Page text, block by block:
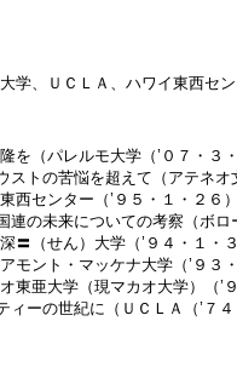
学、ＵＣＬＡ、ハワイ東西セ
を（パレルモ大学（’０７・３・
トの苦悩を超えて（アテネオ
西センター（’９５・１・２６）
の未来についての考察（ボロ
〓（せん）大学（’９４・１・３
モント・マッケナ大学（’９３
東亜大学（現マカオ大学）（’
ーの世紀に（ＵＣＬＡ（’７４